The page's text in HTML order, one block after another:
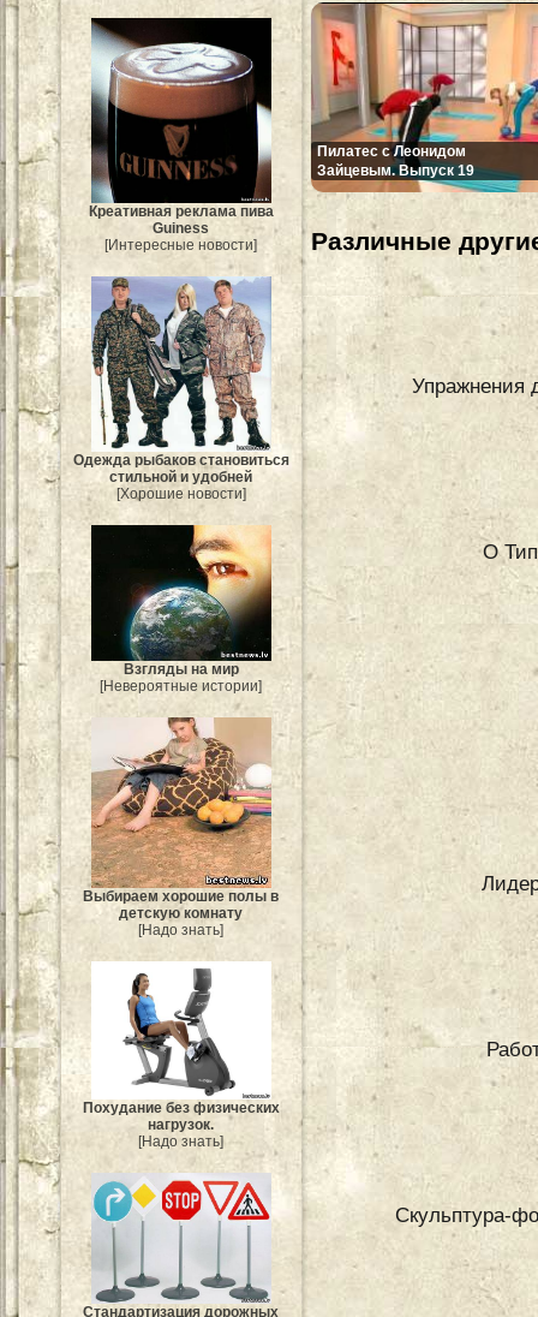
Креативная реклама пива
Guiness
[Интересные новости]
Одежда рыбаков становиться
стильной и удобней
[Хорошие новости]
Взгляды на мир
[Невероятные истории]
Выбираем хорошие полы в
детскую комнату
[Надо знать]
Похудание без физических
нагрузок.
[Надо знать]
Стандартизация дорожных
Пилатес с Леонидом
Зайцевым. Выпуск 19
Различные
Упражнения
О
Скульптура-